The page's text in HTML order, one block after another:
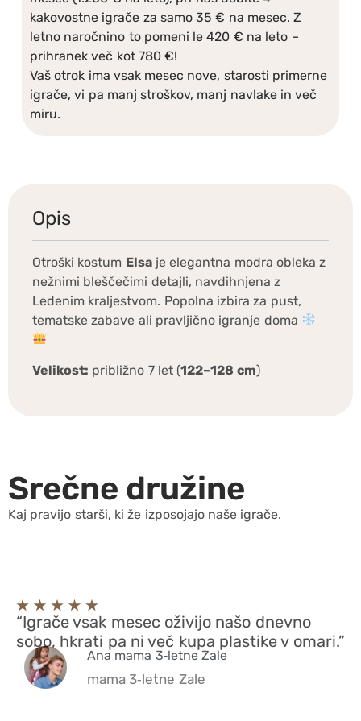
kakovostne igrače za samo 35 € na mesec. Z
letno naročnino to pomeni le 420 € na leto –
prihranek več kot 780 €!
Vaš otrok ima vsak mesec nove, starosti primerne
igrače, vi pa manj stroškov, manj navlake in več
miru.
Opis
Otroški kostum Elsaje elegantna modra obleka z
nežnimi bleščečimi detajli, navdihnjena z
Ledenim kraljestvom. Popolna izbira za pust,
tematske zabave ali pravljično igranje doma
Velikost: približno 7 let (122–128 cm)
Srečne družine
Kaj pravijo starši, ki že izposojajo naše igrače.
“Igrače vsak mesec oživijo našo dnevno
sobo, hkrati pa ni več kupa plastike v omari.”
Ana mama 3‑letne Zale
mama 3‑letne Zale